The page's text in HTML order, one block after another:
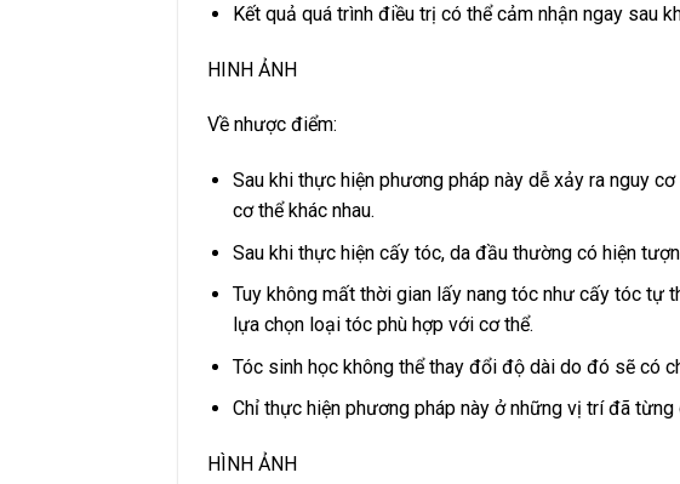
Kết quả quá trình điều trị có thể cảm nhận ngay sau
HINH ẢNH
Về nhược điểm:
Sau khi thực hiện phương pháp này dễ xảy ra nguy
cơ thể khác nhau.
Sau khi thực hiện cấy tóc, da đầu thường có hiện
Tuy không mất thời gian lấy nang tóc như cấy tóc tự
lựa chọn loại tóc phù hợp với cơ thể.
Tóc sinh học không thể thay đổi độ dài do đó sẽ có
Chỉ thực hiện phương pháp này ở những vị trí đã từng
HÌNH ẢNH